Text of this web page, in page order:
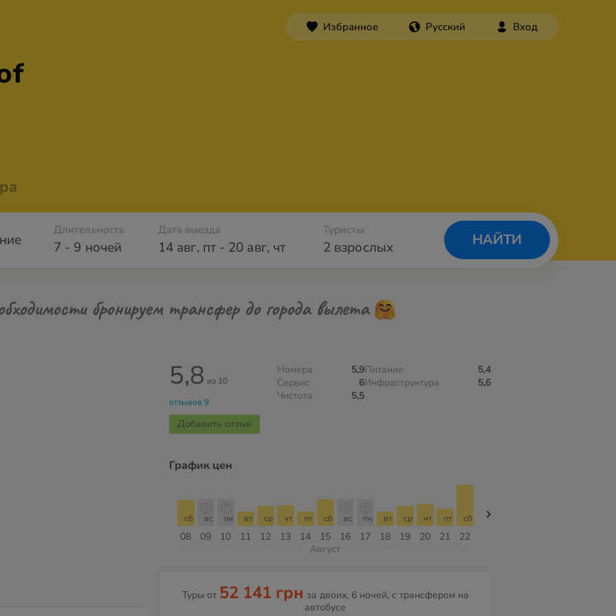
Избранное Русский Вход
7 - 9 ночей
Длительность Дата выезда
14 авг, пт- 20 авг, чт 2 взрослых
Туристы
НАЙТИ
бронируем трансфер до города вылета
5,8 из 10
отзывов 9
Добавить отзыв
Номера
5,9
Сервис
6
Чистота
5,5
Питание
5,4
Инфраструктура
5,6
График цен
08
сб
09
вс
10
пн
11
вт
12
ср
13
чт
14
пт
15
сб
16
вс
17
пн
18
вт
19
ср
20
чт
21
пт
22
сб
Август
Туры от 52 141 грн за двоих, 6 ночей, с трансфером на
автобусе